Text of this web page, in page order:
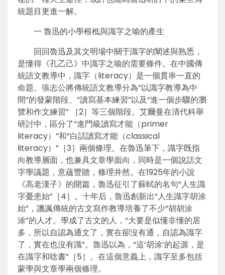
統題目更進一解。
一 魯迅的小學根柢與識字之喻的產生
回回魯迅及其文明場中關于識字的闡述與熟悉，
是懂得《孔乙己》中識字之喻的需要條件。在中國傳
統語文教導中，識字（literacy）是一個貫串一直的
命題。張志公將傳統語文教導分為“以識字教導為中
間”的發蒙階段、“讀寫基本練習”以及“進一個步驟的瀏
覽和作文練習” ［2］等三個階段。艾爾曼在清代科舉
研討中，區分了“進門級讀寫才能（primer
literacy）”和“白話讀寫才能（classical
literacy）”［3］兩個條理。在魯迅筆下，識字既指
向教導層面，也兼具文章學面向，同時是一個說話文
字學議題，意蘊豐贍，條理井然。在1925年的小說
《高老漢子》的開篇，魯迅征引了蘇軾的名句“人生識
字憂患始”［4］。十年后，魯迅創新出“人生識字胡涂
始”，譏諷傳統的古文寫作教導培養了不少“胡胡涂
涂”的人才。學成了古文的人，“大要是似懂非懂的居
多，所以自認為通文了，實在卻沒有通，自認為識字
了，實在也沒有識”。魯迅以為，“這‘胡涂’的起源，是
在識字和唸書”［5］。在這個意義上，識字至多包括
蒙學與文章學兩個條理。